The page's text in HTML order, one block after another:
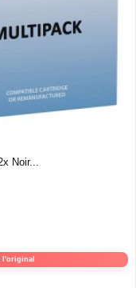
Noir...
l'original